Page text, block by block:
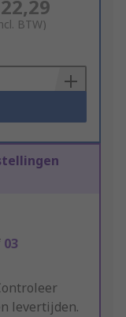
BTW)
03
levertijden.